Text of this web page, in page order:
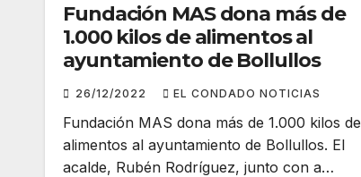
Fundación MAS dona más de
1.000 kilos de alimentos al
ayuntamiento de Bollullos
26/12/2022 EL CONDADO NOTICIAS
Fundación MAS dona más de 1.000 kilos de
alimentos al ayuntamiento de Bollullos. El
acalde, Rubén Rodríguez, junto con a…